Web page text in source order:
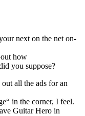
next on the net on-
how
you suppose?
all the ads for an
in the corner, I feel.
Guitar Hero in